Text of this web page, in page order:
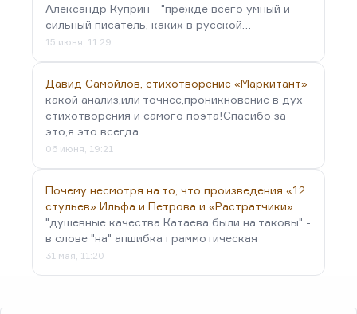
Александр Куприн - "прежде всего умный и
сильный писатель, каких в русской…
15 июня, 11:29
Давид Самойлов, стихотворение «Маркитант»
какой анализ,или точнее,проникновение в дух
стихотворения и самого поэта!Спасибо за
это,я это всегда…
06 июня, 19:21
Почему несмотря на то, что произведения «12
стульев» Ильфа и Петрова и «Растратчики»…
"душевные качества Катаева были на таковы" -
в слове "на" апшибка граммотическая
31 мая, 11:20